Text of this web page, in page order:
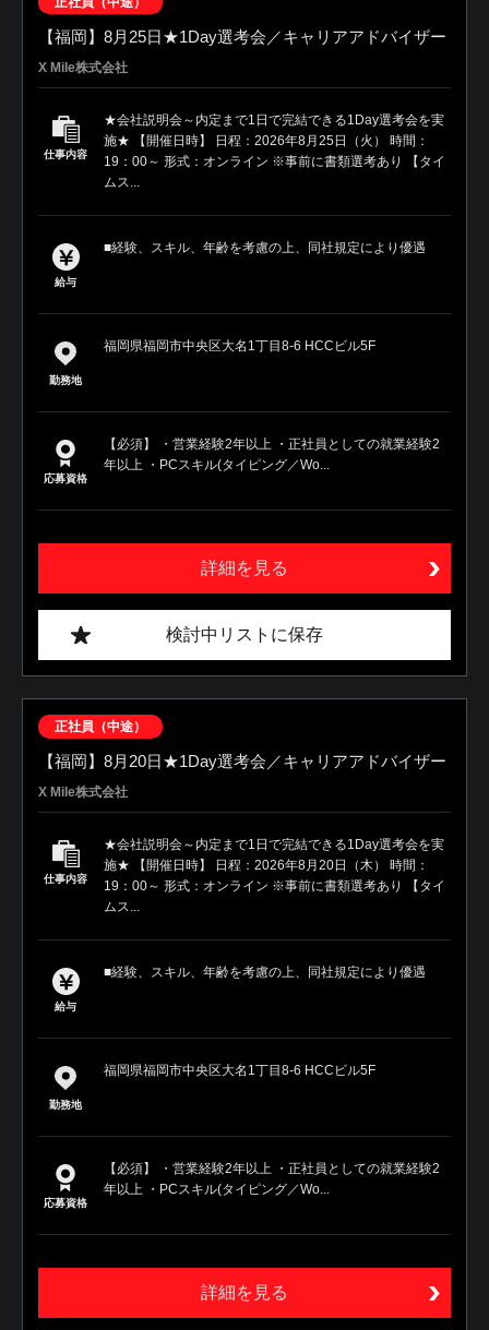
【福岡】8月25日★1Day選考会／キャリアアドバイザー
X Mile株式会社
仕事内容
★会社説明会～内定まで1日で完結できる1Day選考会を実
施★ 【開催日時】 日程：2026年8月25日（火） 時間：
19：00～ 形式：オンライン ※事前に書類選考あり 【タイ
ムス...
給与
■経験、スキル、年齢を考慮の上、同社規定により優遇
勤務地
福岡県福岡市中央区大名1丁目8-6 HCCビル5F
応募資格
【必須】 ・営業経験2年以上 ・正社員としての就業経験2
年以上 ・PCスキル(タイピング／Wo...
詳細を見る
検討中リストに保存
正社員（中途）
【福岡】8月20日★1Day選考会／キャリアアドバイザー
X Mile株式会社
仕事内容
★会社説明会～内定まで1日で完結できる1Day選考会を実
施★ 【開催日時】 日程：2026年8月20日（木） 時間：
19：00～ 形式：オンライン ※事前に書類選考あり 【タイ
ムス...
給与
■経験、スキル、年齢を考慮の上、同社規定により優遇
勤務地
福岡県福岡市中央区大名1丁目8-6 HCCビル5F
応募資格
【必須】 ・営業経験2年以上 ・正社員としての就業経験2
年以上 ・PCスキル(タイピング／Wo...
詳細を見る